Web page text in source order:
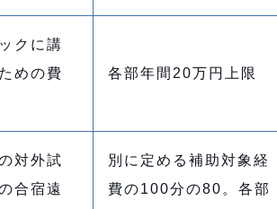
クに講
めの費
各部年間20万円上限
対外試
合宿遠
別に定める補助対象経
費の100分の80。各部